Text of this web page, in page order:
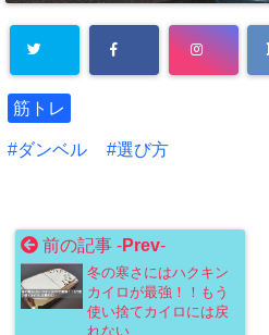
筋トレ
ダンベル 選び方
前の記事 -Prev-
冬の寒さにはハクキン
カイロが最強！！もう
使い捨てカイロには戻
れない